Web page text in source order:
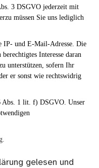
3 DSGVO jederzeit mit
müssen Sie uns lediglich
IP- und E-Mail-Adresse. Die
Interesse daran
unterstützen, sofern Ihr
er sonst wie rechtswidrig
Abs. 1 lit. f) DSGVO. Unser
gelesen und